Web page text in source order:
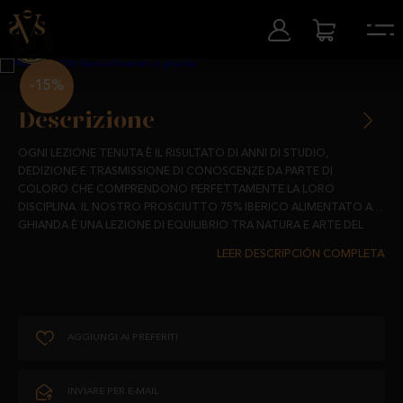
-15%
Descrizione
OGNI LEZIONE TENUTA È IL RISULTATO DI ANNI DI STUDIO,
DEDIZIONE E TRASMISSIONE DI CONOSCENZE DA PARTE DI
COLORO CHE COMPRENDONO PERFETTAMENTE LA LORO
DISCIPLINA. IL NOSTRO PROSCIUTTO 75% IBERICO ALIMENTATO A
GHIANDA È UNA LEZIONE DI EQUILIBRIO TRA NATURA E ARTE DEL
COME UN PROFESSORE CHE DOMINA IL PROPRIO CAMPO, LA
STESSO PAESAGGIO CHE È STATO TESTIMONE DI SECOLI DI
LE QUERCE CHE COPRONO LE NOSTRE DEHESAS OFFRONO LE
ASSICURA CHE OGNI PROSCIUTTO SIA UN RIFLESSO DELLA
AGGIUNGI AI PREFERITI
INVIARE PER E-MAIL